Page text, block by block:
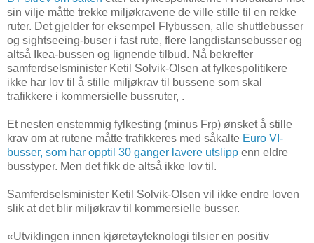
sin vilje måtte trekke miljøkravene de ville stille til en rekke
ruter. Det gjelder for eksempel Flybussen, alle shuttlebusser
og sightseeing-buser i fast rute, flere langdistansebusser og
altså Ikea-bussen og lignende tilbud. Nå bekrefter
samferdselsminister Ketil Solvik-Olsen at fylkespolitikere
ikke har lov til å stille miljøkrav til bussene som skal
trafikkere i kommersielle bussruter, .
Et nesten enstemmig fylkesting (minus Frp) ønsket å stille
krav om at rutene måtte trafikkeres med såkalte Euro VI-
busser, som har opptil 30 ganger lavere utslipp enn eldre
busstyper. Men det fikk de altså ikke lov til.
Samferdselsminister Ketil Solvik-Olsen vil ikke endre loven
slik at det blir miljøkrav til kommersielle busser.
«Utviklingen innen kjøretøyteknologi tilsier en positiv